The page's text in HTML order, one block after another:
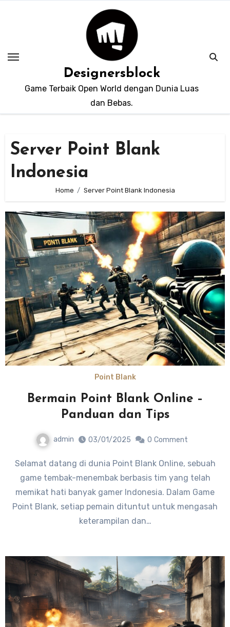
Designersblock
Game Terbaik Open World dengan Dunia Luas
dan Bebas.
Server Point Blank
Indonesia
Home Server Point Blank Indonesia
Point Blank
Bermain Point Blank Online –
Panduan dan Tips
admin 03/01/2025 0 Comment
Selamat datang di dunia Point Blank Online, sebuah
game tembak-menembak berbasis tim yang telah
memikat hati banyak gamer Indonesia. Dalam Game
Point Blank, setiap pemain dituntut untuk mengasah
keterampilan dan…